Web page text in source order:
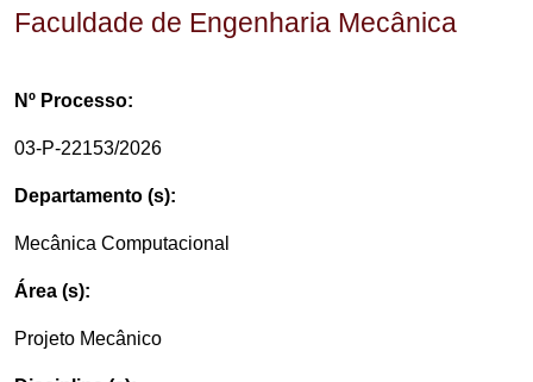
Faculdade de Engenharia Mecânica
Nº Processo:
03-P-22153/2026
Departamento (s):
Mecânica Computacional
Área (s):
Projeto Mecânico